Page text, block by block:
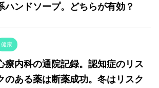
ハンドソープ。どちらが有効？
健康
療内科の通院記録。認知症のリス
のある薬は断薬成功。冬はリスク